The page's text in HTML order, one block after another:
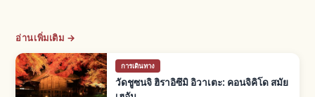
อ่านเพิ่มเติม →
การเดินทาง
วัดชูซนจิ ฮิราอิซึมิ อิวาเตะ: คอนจิคิโด สมัย